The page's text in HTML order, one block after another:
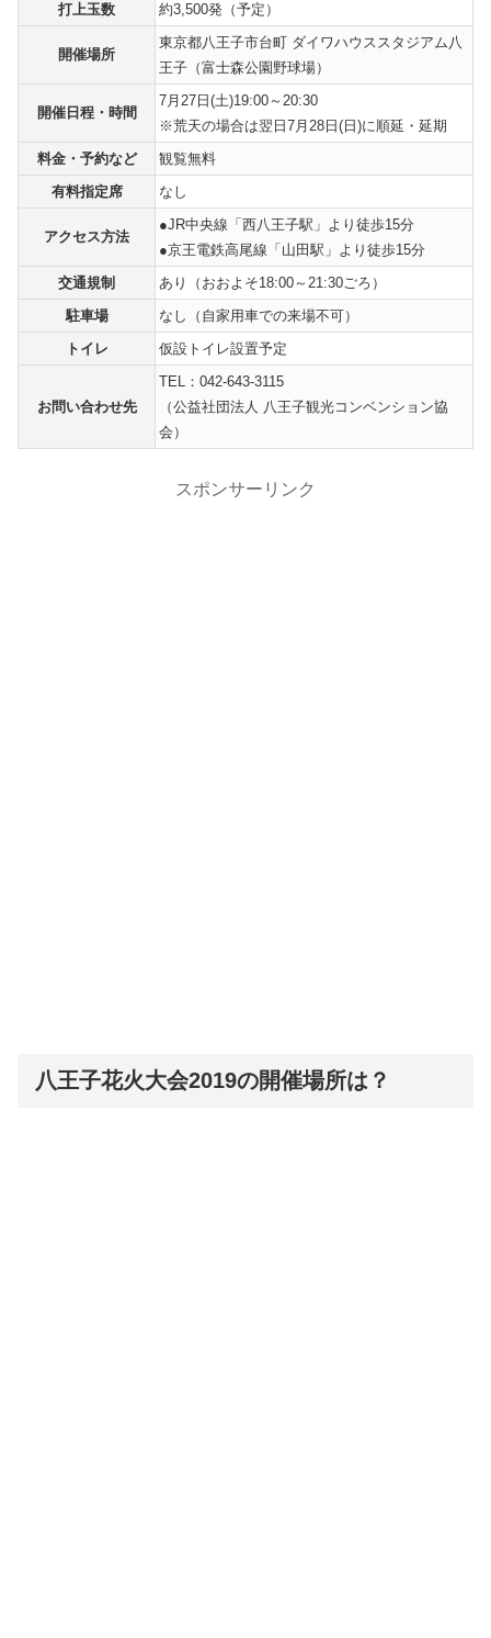
打上玉数
約3,500発（予定）
開催場所
東京都八王子市台町 ダイワハウススタジアム八
王子（富士森公園野球場）
開催日程・時間
7月27日(土)19:00～20:30
※荒天の場合は翌日7月28日(日)に順延・延期
料金・予約など
観覧無料
有料指定席
なし
アクセス方法
●JR中央線「西八王子駅」より徒歩15分
●京王電鉄高尾線「山田駅」より徒歩15分
交通規制
あり（おおよそ18:00～21:30ごろ）
駐車場
なし（自家用車での来場不可）
トイレ
仮設トイレ設置予定
お問い合わせ先
TEL：042-643-3115
（公益社団法人 八王子観光コンベンション協
会）
スポンサーリンク
八王子花火大会2019の開催場所は？